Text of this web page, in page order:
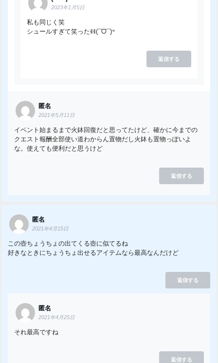
2023年1月5日
私も同じく笑
シュールすぎて笑ったꉂꉂ(¯ᗜ¯)𐤔
返信する
匿名
2021年5月11日
イベント始まるまで火鉢回復だと思ってたけど、確かに今までの
クエスト報酬全部使い道わからん置物だし火鉢も置物っぽいよ
な。使えても便利だと思うけど
返信する
匿名
2021年4月15日
この壺ちょうちょの出てくる壺に似てるね
好きなときにちょうちょ出せるアイテムなら最高なんだけど
返信する
匿名
2021年4月25日
それ最高ですね
返信する